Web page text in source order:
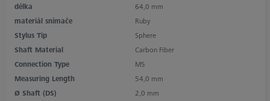
délka
64,0 mm
materiál snímače
Ruby
Stylus Tip
Sphere
Shaft Material
Carbon Fiber
Connection Type
M5
Measuring Length
54,0 mm
Ø Shaft (DS)
2,0 mm